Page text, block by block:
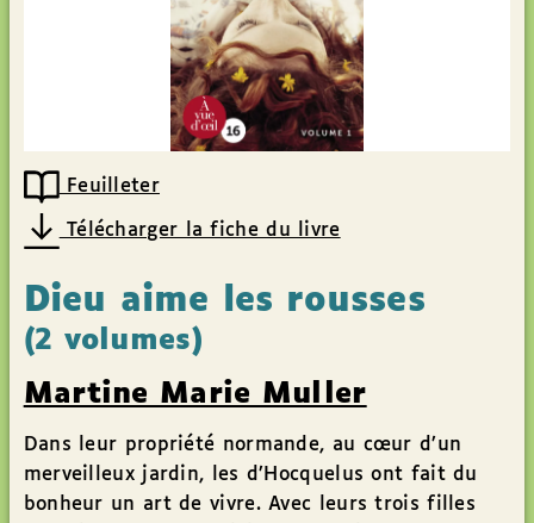
Feuilleter
Télécharger la fiche du livre
Dieu aime les rousses
(2 volumes)
Martine Marie Muller
Dans leur propriété normande, au cœur d’un
merveilleux jardin, les d’Hocquelus ont fait du
bonheur un art de vivre. Avec leurs trois filles